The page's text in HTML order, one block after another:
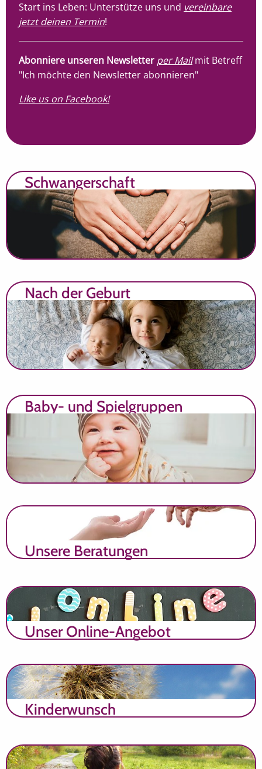
Start ins Leben: Unterstütze uns und vereinbare
jetzt deinen Termin!
Abonniere unseren Newsletter per Mailmit Betreff
"Ich möchte den Newsletter abonnieren"
Like us on Facebook!
Schwangerschaft
Nach der Geburt
Baby- und Spielgruppen
Unsere Beratungen
Unser Online-Angebot
Kinderwunsch